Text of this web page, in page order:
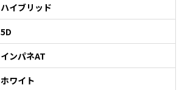
ハイブリッド
5D
インパネAT
ホワイト